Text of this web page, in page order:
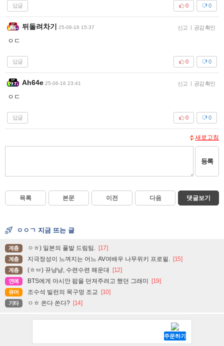
답글 0
0
뒤돌려차기 25-06-16 15:37 신고 | 공감 확인
ㅇㄷ
답글 0
0
Ah64e 25-06-16 23:41 신고 | 공감 확인
ㅇㄷ
답글 0
0
새로고침
등록
목록 본문 이전 다음 댓글보기
ㅇㅇㄱ 지금 뜨는 글
계층 ㅇㅎ) 일본의 풀발 드림팀. [17]
계층 지극정성이 느껴지는 어느 AV여배우 나무위키 프로필. [15]
계층 (ㅎㅂ) 뀨냥냥, 수련수련 해운대 [12]
연예 BTS에게 아시안 팝을 던져주려고 했던 그래미 [19]
유머 조수석 빌런의 목구멍 조교 [10]
기타 ㅇㅎ 쏜다 쏜다? [14]